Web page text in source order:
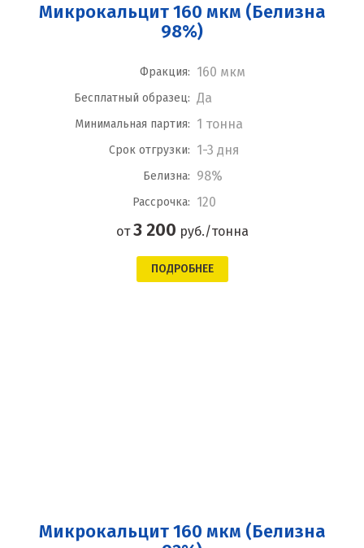
Микрокальцит 160 мкм (Белизна
98%)
Фракция: 160 мкм
Бесплатный образец: Да
Минимальная партия: 1 тонна
Срок отгрузки: 1-3 дня
Белизна: 98%
Рассрочка: 120
от3 200 руб./тонна
ПОДРОБНЕЕ
Микрокальцит 160 мкм (Белизна